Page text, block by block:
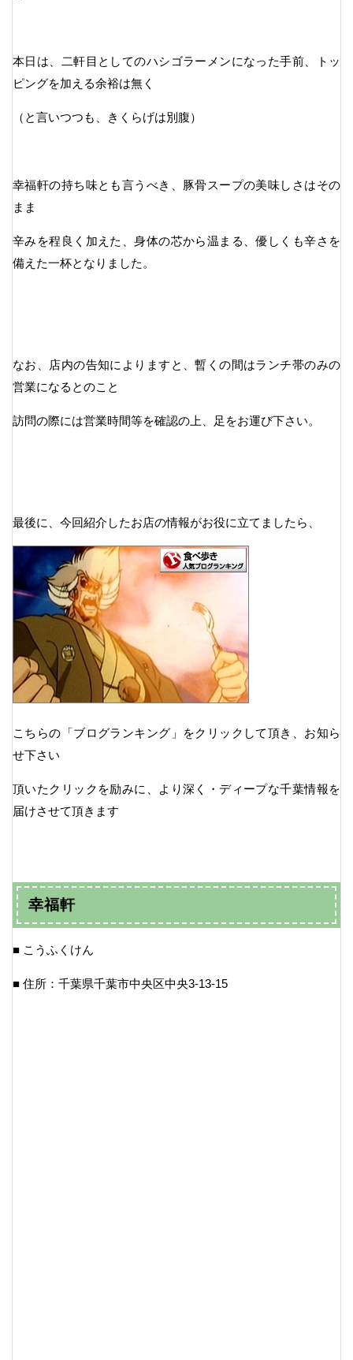
本日は、二軒目としてのハシゴラーメンになった手前、トッ
ピングを加える余裕は無く
（と言いつつも、きくらげは別腹）
幸福軒の持ち味とも言うべき、豚骨スープの美味しさはその
まま
辛みを程良く加えた、身体の芯から温まる、優しくも辛さを
備えた一杯となりました。
なお、店内の告知によりますと、暫くの間はランチ帯のみの
営業になるとのこと
訪問の際には営業時間等を確認の上、足をお運び下さい。
最後に、今回紹介したお店の情報がお役に立てましたら、
こちらの「ブログランキング」をクリックして頂き、お知ら
せ下さい
頂いたクリックを励みに、より深く・ディープな千葉情報を
届けさせて頂きます
幸福軒
■ こうふくけん
■ 住所：千葉県千葉市中央区中央3-13-15